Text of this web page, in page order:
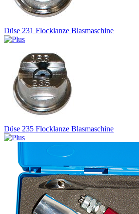
Düse 231 Flocklanze Blasmaschine
Düse 235 Flocklanze Blasmaschine